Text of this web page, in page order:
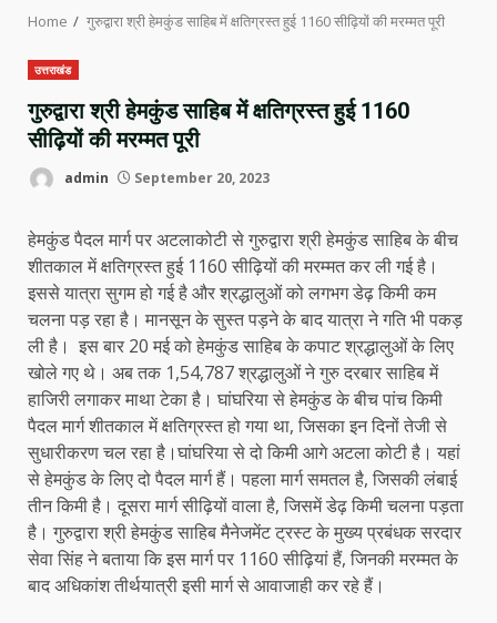
Home गुरुद्वारा श्री हेमकुंड साहिब में क्षतिग्रस्त हुई 1160 सीढ़ियों की मरम्मत पूरी
उत्तराखंड
गुरुद्वारा श्री हेमकुंड साहिब में क्षतिग्रस्त हुई 1160
सीढ़ियों की मरम्मत पूरी
admin September 20, 2023
हेमकुंड पैदल मार्ग पर अटलाकोटी से गुरुद्वारा श्री हेमकुंड साहिब के बीच
शीतकाल में क्षतिग्रस्त हुई 1160 सीढ़ियों की मरम्मत कर ली गई है।
इससे यात्रा सुगम हो गई है और श्रद्धालुओं को लगभग डेढ़ किमी कम
चलना पड़ रहा है। मानसून के सुस्त पड़ने के बाद यात्रा ने गति भी पकड़
ली है। इस बार 20 मई को हेमकुंड साहिब के कपाट श्रद्धालुओं के लिए
खोले गए थे। अब तक 1,54,787 श्रद्धालुओं ने गुरु दरबार साहिब में
हाजिरी लगाकर माथा टेका है। घांघरिया से हेमकुंड के बीच पांच किमी
पैदल मार्ग शीतकाल में क्षतिग्रस्त हो गया था, जिसका इन दिनों तेजी से
सुधारीकरण चल रहा है।घांघरिया से दो किमी आगे अटला कोटी है। यहां
से हेमकुंड के लिए दो पैदल मार्ग हैं। पहला मार्ग समतल है, जिसकी लंबाई
तीन किमी है। दूसरा मार्ग सीढ़ियों वाला है, जिसमें डेढ़ किमी चलना पड़ता
है। गुरुद्वारा श्री हेमकुंड साहिब मैनेजमेंट ट्रस्ट के मुख्य प्रबंधक सरदार
सेवा सिंह ने बताया कि इस मार्ग पर 1160 सीढ़ियां हैं, जिनकी मरम्मत के
बाद अधिकांश तीर्थयात्री इसी मार्ग से आवाजाही कर रहे हैं।